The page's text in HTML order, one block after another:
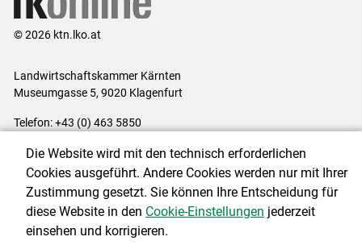
© 2026 ktn.lko.at
Landwirtschaftskammer Kärnten
Museumgasse 5, 9020 Klagenfurt
Telefon: +43 (0) 463 5850
Impressum|Kontakt|Datenschutzerklärung|Barrierefreiheit|
Cookie-Einstellungen
Die Website wird mit den technisch erforderlichen
Cookies ausgeführt. Andere Cookies werden nur mit Ihrer
Zustimmung gesetzt. Sie können Ihre Entscheidung für
diese Website in den Cookie-Einstellungen jederzeit
einsehen und korrigieren.